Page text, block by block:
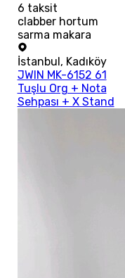
6 taksit
clabber hortum
sarma makara
İstanbul, Kadıköy
JWIN MK-6152 61
Tuşlu Org + Nota
Sehpası + X Stand